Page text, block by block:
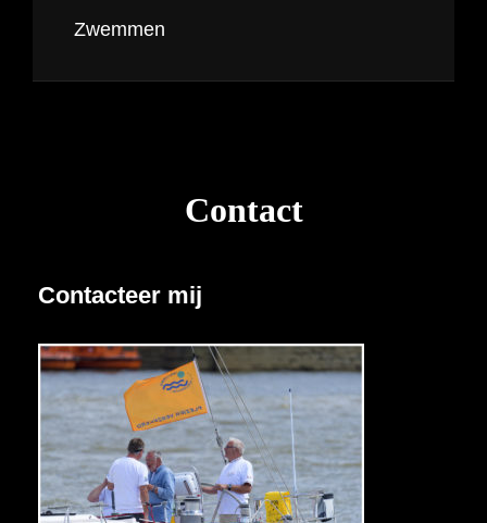
Zwemmen
Contact
Contacteer mij